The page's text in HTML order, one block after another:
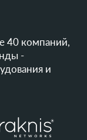
40 компаний,
-
и